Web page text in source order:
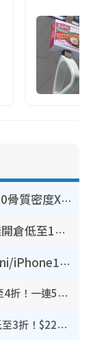
港大推賽馬會強化骨骼計劃！$100骨質密度X光檢查 完成免費運動訓練送超市禮券！附參加資格
開倉優惠 | 尖沙咀海港城名牌波鞋開倉低至1折！On鞋$899起／Joy&Peace鞋履$98起
豐澤優惠勁減低至44折！Mac mini/iPhone17Pro大減價！廚房家電$220起
開倉優惠｜尖沙咀名牌行李箱開倉低至4折！一連5日 American Tourister/ace./Hallmark $200起！
廚具開倉｜特福Tefal廚具/家電開倉低至3折！$220起買平底鍋/炒鑊/湯煲！電飯煲/吸塵機/燙斗$418起